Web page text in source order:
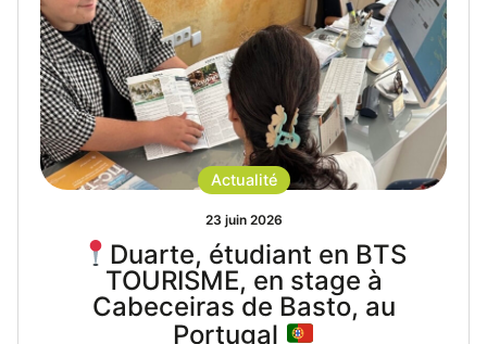
Actualité
23 juin 2026
PART’ÂGE TON JEU : UNE BELLE
RENCONTRE
INTERGÉNÉRATIONNELLE
Les élèves de 1ère Bac Pro AEPA du Lycée